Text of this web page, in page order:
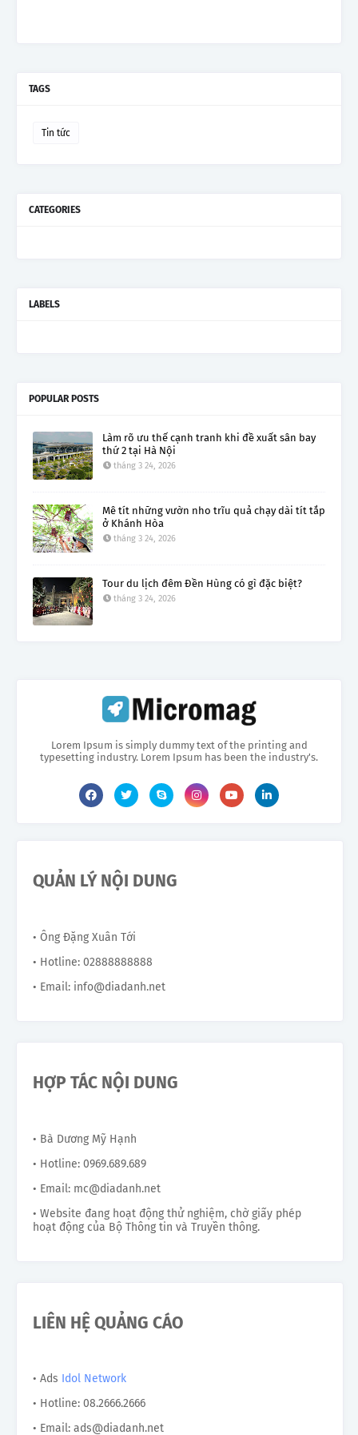
TAGS
Tin tức
CATEGORIES
LABELS
POPULAR POSTS
Làm rõ ưu thế cạnh tranh khi đề xuất sân bay
thứ 2 tại Hà Nội
tháng 3 24, 2026
Mê tít những vườn nho trĩu quả chạy dài tít tắp
ở Khánh Hòa
tháng 3 24, 2026
Tour du lịch đêm Đền Hùng có gì đặc biệt?
tháng 3 24, 2026
Lorem Ipsum is simply dummy text of the printing and
typesetting industry. Lorem Ipsum has been the industry's.
QUẢN LÝ NỘI DUNG
• Ông Đặng Xuân Tới
• Hotline: 02888888888
• Email: info@diadanh.net
HỢP TÁC NỘI DUNG
• Bà Dương Mỹ Hạnh
• Hotline: 0969.689.689
• Email: mc@diadanh.net
• Website đang hoạt động thử nghiệm, chờ giấy phép
hoạt động của Bộ Thông tin và Truyền thông.
LIÊN HỆ QUẢNG CÁO
• Ads Idol Network
• Hotline: 08.2666.2666
• Email: ads@diadanh.net